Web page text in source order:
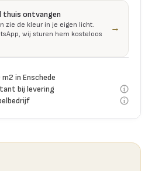
ontvangen
zie de kleur in je eigen licht.
wij sturen hem kosteloos
→
in Enschede
bij levering